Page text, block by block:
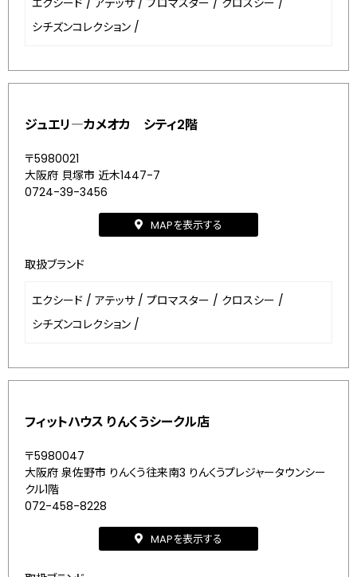
エクシード / アテッサ / プロマスター / クロスシー /
シチズンコレクション /
ジュエリ―カメオカ シティ2階
〒5980021
大阪府 貝塚市 近木1447-7
0724-39-3456
MAPを表示する
取扱ブランド
エクシード / アテッサ / プロマスター / クロスシー /
シチズンコレクション /
フィットハウス りんくうシークル店
〒5980047
大阪府 泉佐野市 りんくう往来南3 りんくうプレジャータウンシー
クル1階
072-458-8228
MAPを表示する